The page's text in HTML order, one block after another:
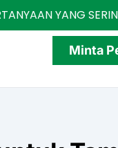
YANG
Minta